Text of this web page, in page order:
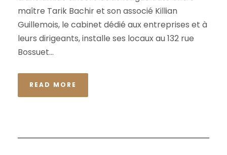
maître Tarik Bachir et son associé Killian
Guillemois, le cabinet dédié aux entreprises et à
leurs dirigeants, installe ses locaux au 132 rue
Bossuet...
READ MORE